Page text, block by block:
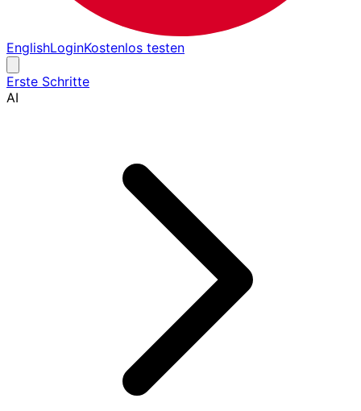
EnglishLoginKostenlos testen
Erste Schritte
AI